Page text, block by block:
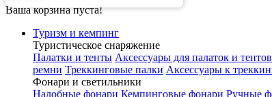
Ваша корзина пуста!
Туризм и кемпинг
Туристическое снаряжение
Палатки и тенты Аксессуары для палаток и тентов
ремни Треккинговые палки Аксессуары к
Фонари и светильники
Налобные фонари Кемпинговые фонари Ручные